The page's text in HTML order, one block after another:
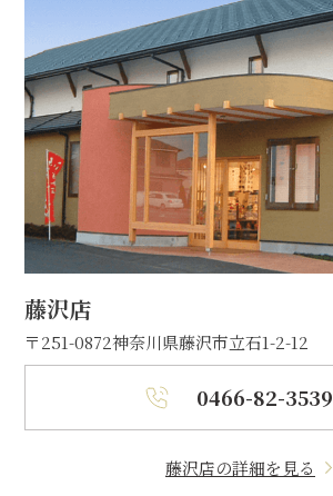
藤沢店
〒251-0872神奈川県藤沢市立石1-2-12
0466-82-3539
藤沢店の詳細を見る